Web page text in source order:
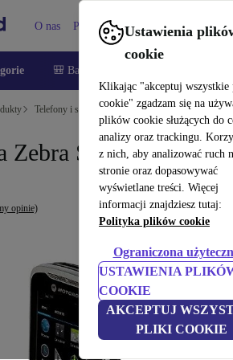
Ustawienia
cookie
Klikając "akceptuj
cookie" zgadzam się na
plików cookie służących do
analizy oraz trackingu.
z nich, aby analizować ruch
stronie oraz dopasowywać
wyświetlane treści. Więcej
informacji znajdziesz tutaj:
Polityka plików cookie
Ograniczona
USTAWIENIA
COOKIE
AKCEPTUJ
PLIKI COOKIE
O nas Pomoc
🎒 Back to school
Telefony i smartfony Telefony Motorola
Zebra Symbol TC55
opinie)